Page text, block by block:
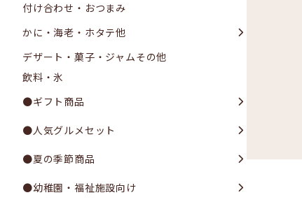
付け合わせ・おつまみ
かに・海老・ホタテ他
デザート・菓子・ジャムその他
飲料・氷
●ギフト商品
●人気グルメセット
●夏の季節商品
●幼稚園・福祉施設向け